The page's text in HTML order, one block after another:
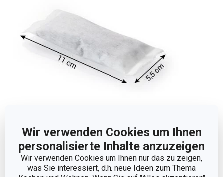
Wir verwenden Cookies um Ihnen
personalisierte Inhalte anzuzeigen
Wir verwenden Cookies um Ihnen nur das zu zeigen,
was Sie interessiert, d.h. neue Ideen zum Thema
Abmessungen
PRODUKTBREITE (CM) 5.5